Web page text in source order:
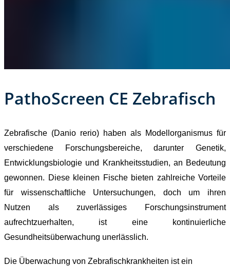
PathoScreen CE Zebrafisch
Zebrafische (Danio rerio) haben als Modellorganismus für
verschiedene Forschungsbereiche, darunter Genetik,
Entwicklungsbiologie und Krankheitsstudien, an Bedeutung
gewonnen. Diese kleinen Fische bieten zahlreiche Vorteile
für wissenschaftliche Untersuchungen, doch um ihren
Nutzen als zuverlässiges Forschungsinstrument
aufrechtzuerhalten, ist eine kontinuierliche
Gesundheitsüberwachung unerlässlich.
Die Überwachung von Zebrafischkrankheiten ist ein